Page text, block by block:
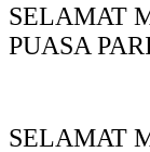
SELAMAT
PUASA
SELAMAT